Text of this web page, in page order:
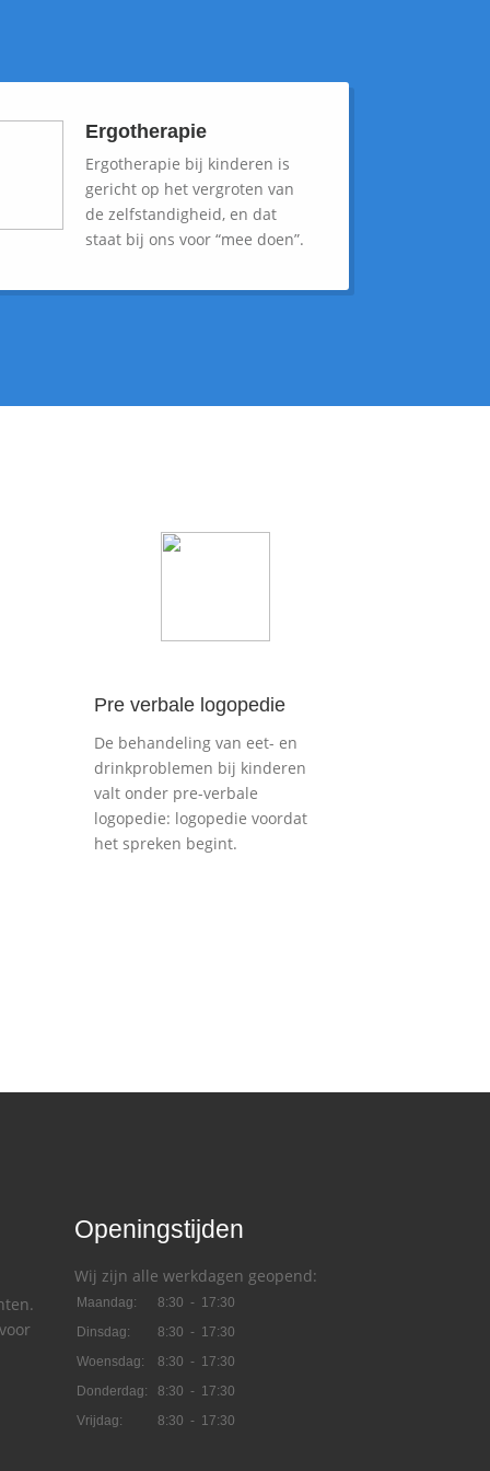
Ergotherapie
Ergotherapie bij kinderen is
gericht op het vergroten van
de zelfstandigheid, en dat
staat bij ons voor “mee doen”.
Pre verbale logopedie
De behandeling van eet- en
drinkproblemen bij kinderen
valt onder pre-verbale
logopedie: logopedie voordat
het spreken begint.
Openingstijden
Wij zijn alle werkdagen geopend:
Maandag:
8:30 - 17:30
Dinsdag:
8:30 - 17:30
Woensdag:
8:30 - 17:30
Donderdag:
8:30 - 17:30
Vrijdag:
8:30 - 17:30